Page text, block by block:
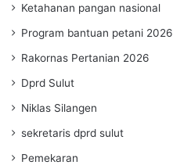
Ketahanan pangan nasional
Program bantuan petani 2026
Rakornas Pertanian 2026
Dprd Sulut
Niklas Silangen
sekretaris dprd sulut
Pemekaran